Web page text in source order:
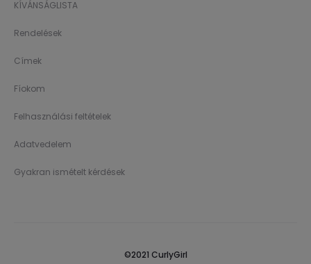
KÍVÁNSÁGLISTA
Rendelések
Címek
Fíokom
Felhasználási feltételek
Adatvedelem
Gyakran ismételt kérdések
©2021 CurlyGirl